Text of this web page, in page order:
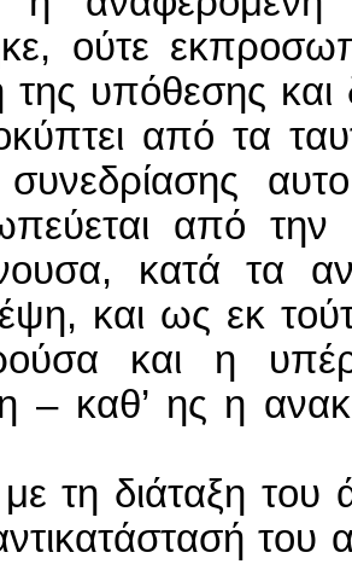
τη διάταξη του